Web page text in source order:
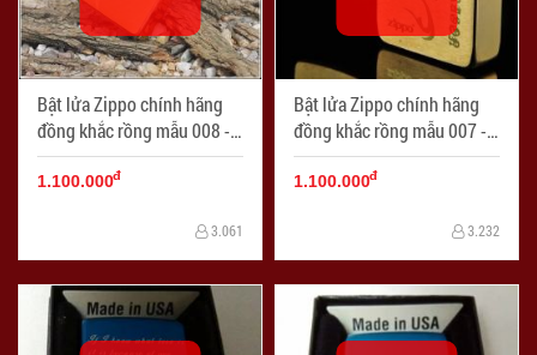
Bật lửa Zippo chính hãng
đồng khắc rồng mẫu 008 -
Mã SP: ZPC0244
1.100.000đ
3.061
Bật lửa Zippo chính hãng
đồng khắc rồng mẫu 007 -
Mã SP: ZPC0245
1.100.000đ
3.232